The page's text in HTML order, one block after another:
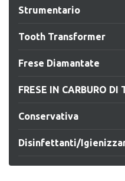
Strumentario
Tooth Transformer
Frese Diamantate
FRESE IN CARBURO DI
Conservativa
Disinfettanti/